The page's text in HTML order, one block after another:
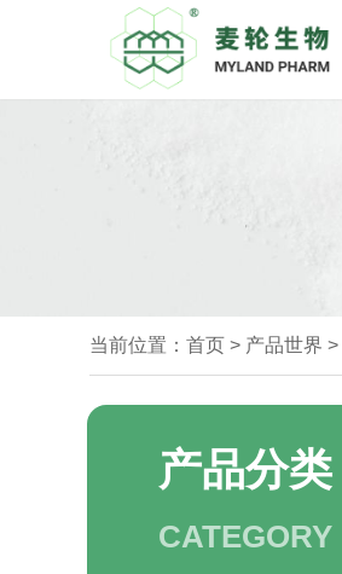
当前位置： 首页 > 产品世界 >
产品分类
CATEGORY